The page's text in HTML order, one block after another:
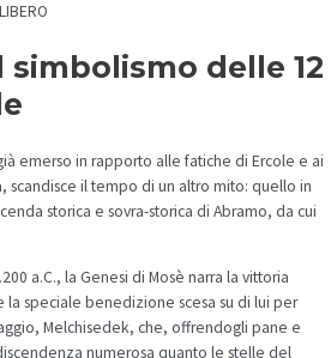
simbolismo delle 12
emerso in rapporto alle fatiche di Ercole e ai
scandisce il tempo di un altro mito: quello in
storica e sovra-storica di Abramo, da cui
a.C., la Genesi di Mosè narra la vittoria
speciale benedizione scesa su di lui per
Melchisedek, che, offrendogli pane e
numerosa quanto le stelle del